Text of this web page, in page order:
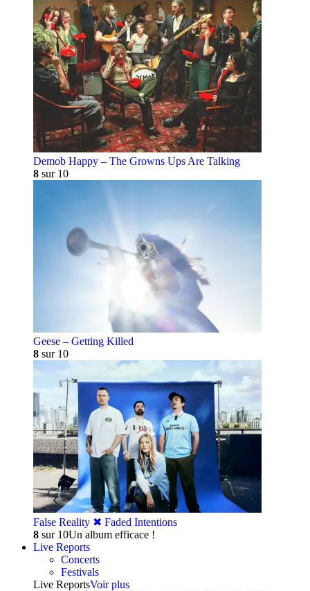
Demob Happy – The Growns Ups Are Talking
8 sur 10
Geese – Getting Killed
8 sur 10
False Reality ✖︎ Faded Intentions
8 sur 10Un album efficace !
Live Reports
Concerts
Festivals
Live ReportsVoir plus